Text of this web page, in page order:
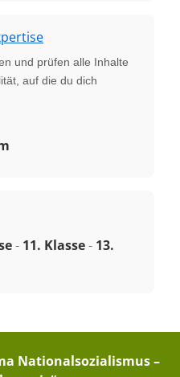
und prüfen alle Inhalte
auf die du dich
- 11. Klasse- 13.
Nationalsozialismus –